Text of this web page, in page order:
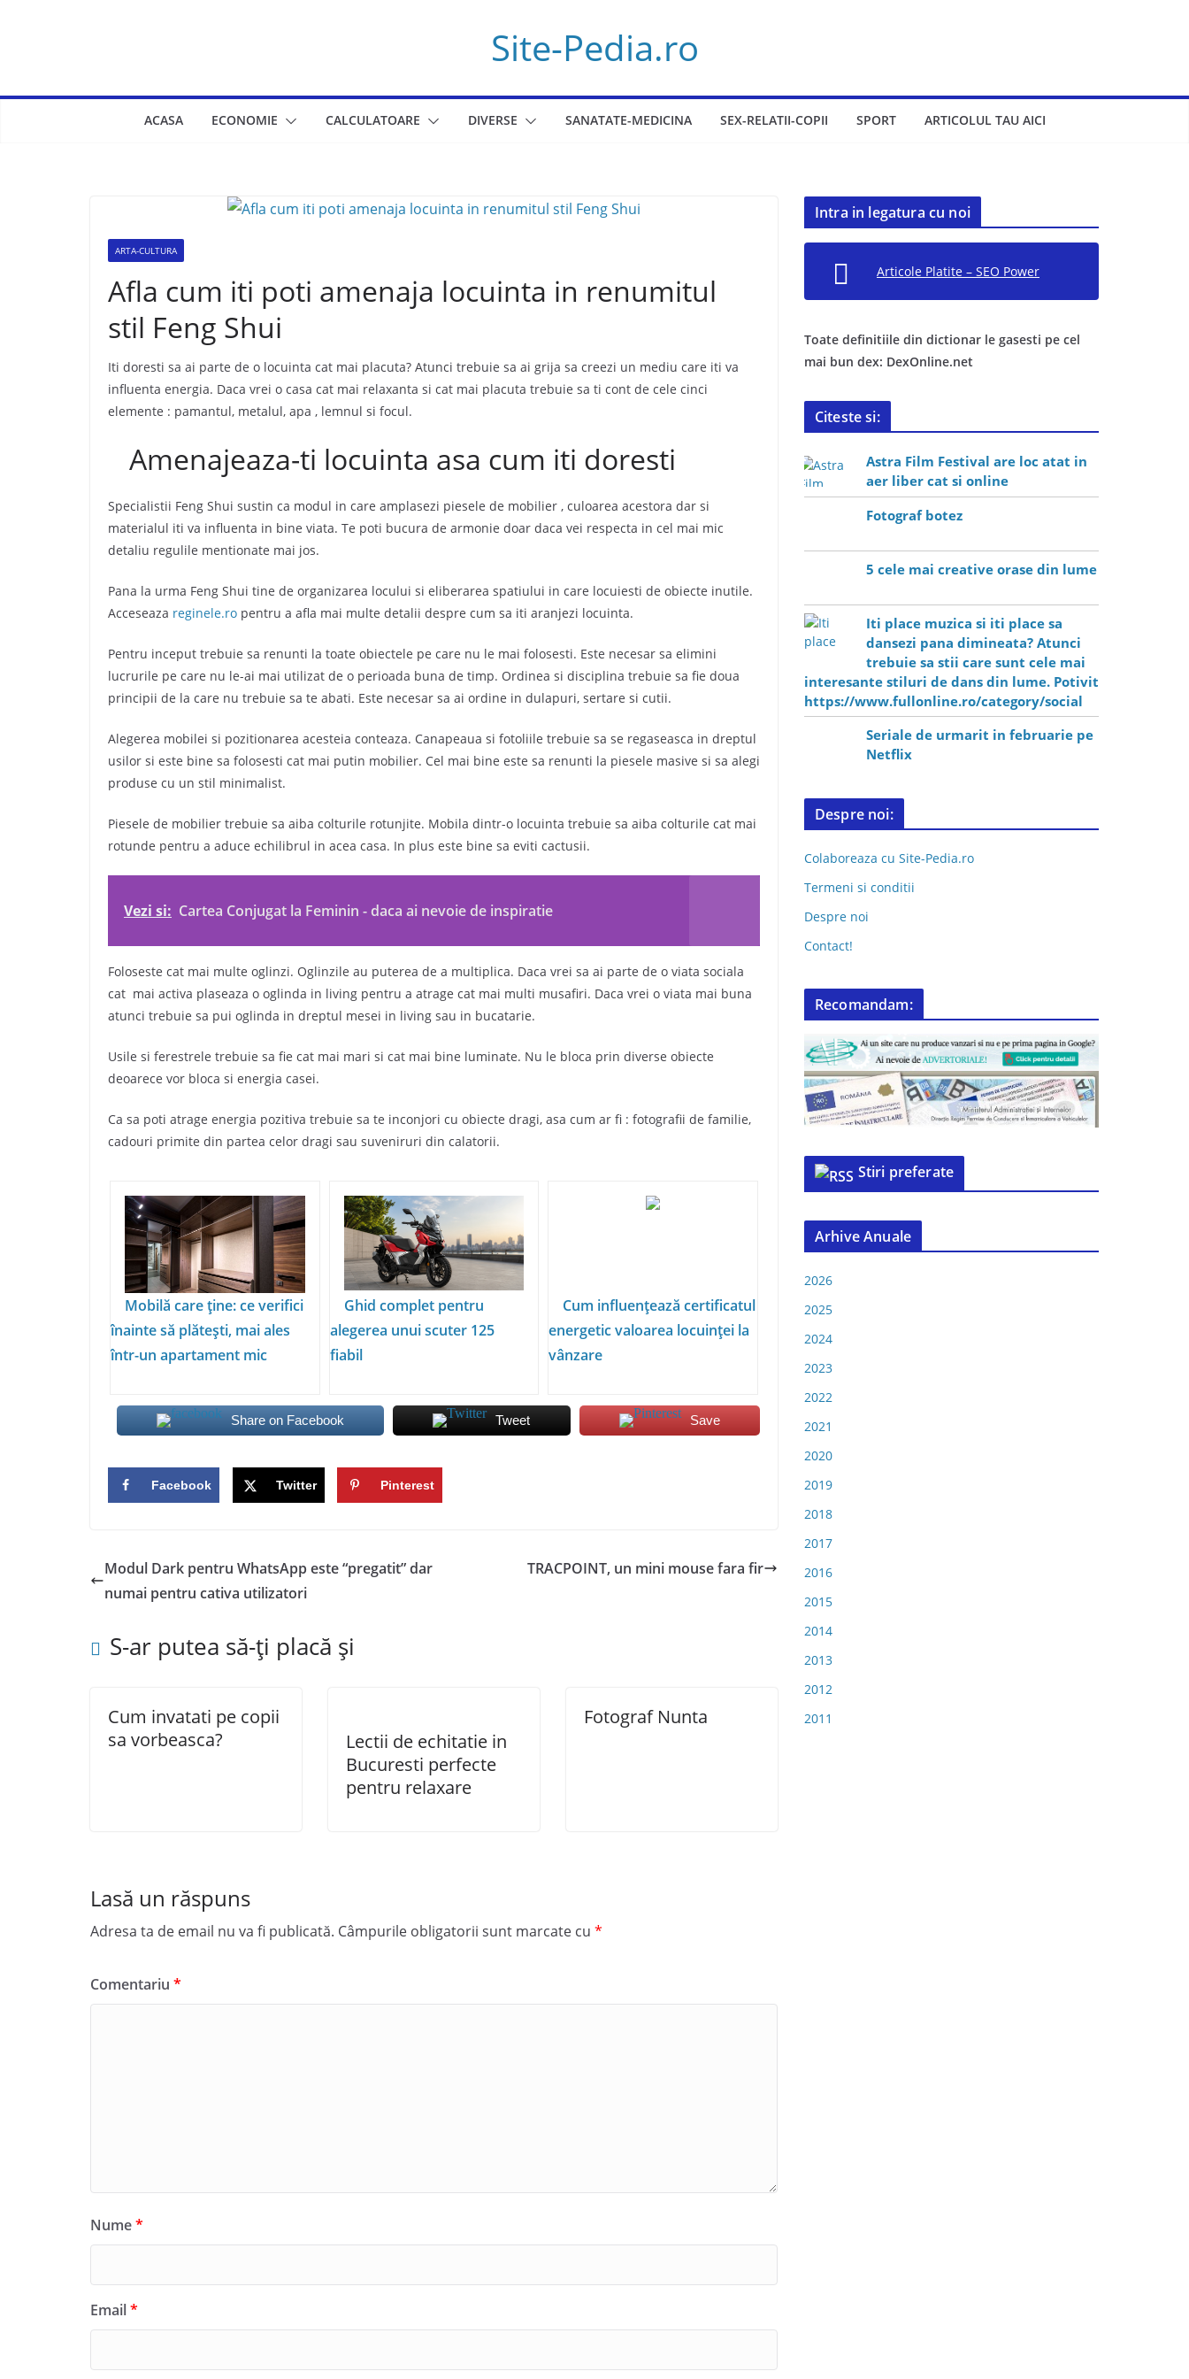
Site-Pedia.ro
ACASA ECONOMIE CALCULATOARE DIVERSE SANATATE-MEDICINA SEX-RELATII-COPII SPORT ARTICOLUL TAU AICI
ARTA-CULTURA
Afla cum iti poti amenaja locuinta in renumitul
stil Feng Shui
Iti doresti sa ai parte de o locuinta cat mai placuta? Atunci trebuie sa ai grija sa creezi un mediu care iti va
influenta energia. Daca vrei o casa cat mai relaxanta si cat mai placuta trebuie sa ti cont de cele cinci
elemente : pamantul, metalul, apa , lemnul si focul.
Amenajeaza-ti locuinta asa cum iti doresti
Specialistii Feng Shui sustin ca modul in care amplasezi piesele de mobilier , culoarea acestora dar si
materialul iti va influenta in bine viata. Te poti bucura de armonie doar daca vei respecta in cel mai mic
detaliu regulile mentionate mai jos.
Pana la urma Feng Shui tine de organizarea locului si eliberarea spatiului in care locuiesti de obiecte inutile.
Acceseaza reginele.ro pentru a afla mai multe detalii despre cum sa iti aranjezi locuinta.
Pentru inceput trebuie sa renunti la toate obiectele pe care nu le mai folosesti. Este necesar sa elimini
lucrurile pe care nu le-ai mai utilizat de o perioada buna de timp. Ordinea si disciplina trebuie sa fie doua
principii de la care nu trebuie sa te abati. Este necesar sa ai ordine in dulapuri, sertare si cutii.
Alegerea mobilei si pozitionarea acesteia conteaza. Canapeaua si fotoliile trebuie sa se regaseasca in dreptul
usilor si este bine sa folosesti cat mai putin mobilier. Cel mai bine este sa renunti la piesele masive si sa alegi
produse cu un stil minimalist.
Piesele de mobilier trebuie sa aiba colturile rotunjite. Mobila dintr-o locuinta trebuie sa aiba colturile cat mai
rotunde pentru a aduce echilibrul in acea casa. In plus este bine sa eviti cactusii.
Vezi si: Cartea Conjugat la Feminin - daca ai nevoie de inspiratie
Foloseste cat mai multe oglinzi. Oglinzile au puterea de a multiplica. Daca vrei sa ai parte de o viata sociala
cat mai activa plaseaza o oglinda in living pentru a atrage cat mai multi musafiri. Daca vrei o viata mai buna
atunci trebuie sa pui oglinda in dreptul mesei in living sau in bucatarie.
Usile si ferestrele trebuie sa fie cat mai mari si cat mai bine luminate. Nu le bloca prin diverse obiecte
deoarece vor bloca si energia casei.
Ca sa poti atrage energia pozitiva trebuie sa te inconjori cu obiecte dragi, asa cum ar fi : fotografii de familie,
cadouri primite din partea celor dragi sau suveniruri din calatorii.
Mobilă care ține: ce verifici
înainte să plătești, mai ales
într-un apartament mic
Ghid complet pentru
alegerea unui scuter 125
fiabil
Cum influențează certificatul
energetic valoarea locuinței la
vânzare
Share on Facebook Tweet Save
Facebook Twitter Pinterest
Modul Dark pentru WhatsApp este “pregatit” dar
numai pentru cativa utilizatori
TRACPOINT, un mini mouse fara fir
S-ar putea să-ți placă și
Cum invatati pe copii
sa vorbeasca?
Lectii de echitatie in
Bucuresti perfecte
pentru relaxare
Fotograf Nunta
Lasă un răspuns
Adresa ta de email nu va fi publicată. Câmpurile obligatorii sunt marcate cu *
Comentariu *
Nume*
Email*
Intra in legatura cu noi
Articole Platite – SEO Power
Toate definitiile din dictionar le gasesti pe cel
mai bun dex: DexOnline.net
Citeste si:
Astra Film Festival are loc atat in
aer liber cat si online
Fotograf botez
5 cele mai creative orase din lume
Iti place muzica si iti place sa
dansezi pana dimineata? Atunci
trebuie sa stii care sunt cele mai
interesante stiluri de dans din lume. Potivit
https://www.fullonline.ro/category/social
Seriale de urmarit in februarie pe
Netflix
Despre noi:
Colaboreaza cu Site-Pedia.ro
Termeni si conditii
Despre noi
Contact!
Recomandam:
Stiri preferate
Arhive Anuale
2026
2025
2024
2023
2022
2021
2020
2019
2018
2017
2016
2015
2014
2013
2012
2011